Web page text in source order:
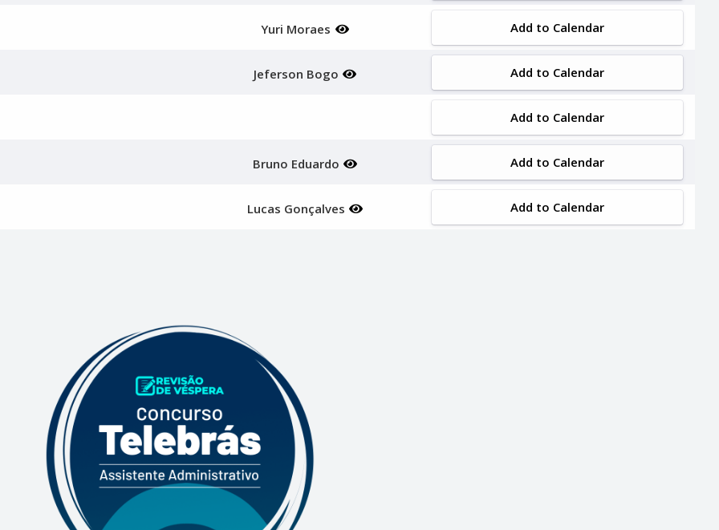
Yuri Moraes Add to Calendar
Jeferson Bogo Add to Calendar
Add to Calendar
Bruno Eduardo Add to Calendar
Lucas Gonçalves Add to Calendar